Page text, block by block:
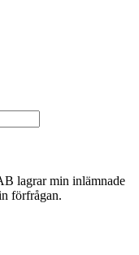
lagrar min inlämnade
förfrågan.